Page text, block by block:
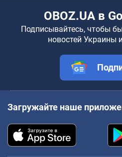
OBOZ.UA в
Подписывайтесь, чтобы
новостей Украины
Загружайте наше